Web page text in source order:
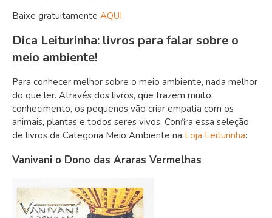
Baixe gratuitamente AQUI.
Dica Leiturinha: livros para falar sobre o
meio ambiente!
Para conhecer melhor sobre o meio ambiente, nada melhor
do que ler. Através dos livros, que trazem muito
conhecimento, os pequenos vão criar empatia com os
animais, plantas e todos seres vivos. Confira essa seleção
de livros da Categoria Meio Ambiente na Loja Leiturinha:
Vanivani o Dono das Araras Vermelhas